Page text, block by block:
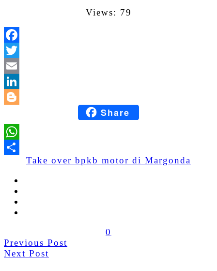
Views: 79
BloggerShare
Share
Take over bpkb motor di Margonda
0
Previous Post
Next Post